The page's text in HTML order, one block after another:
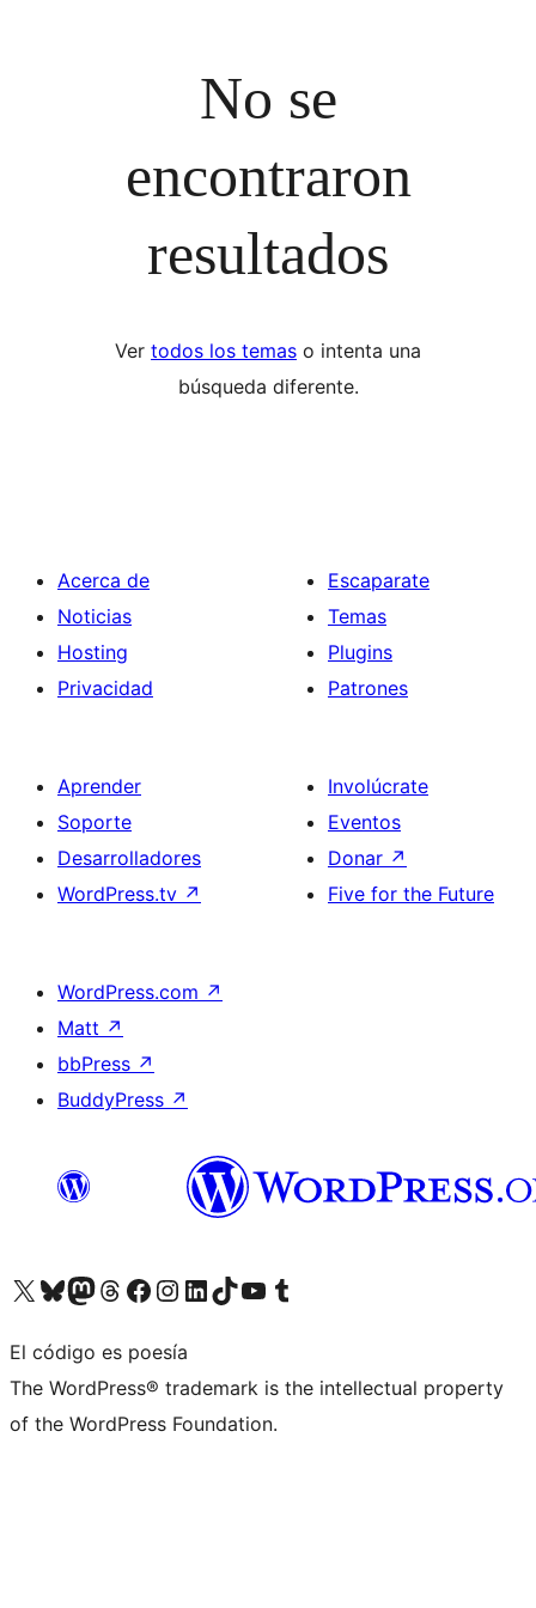
No se
encontraron
resultados
Ver todos los temas o intenta una
búsqueda diferente.
Acerca de
Noticias
Hosting
Privacidad
Escaparate
Temas
Plugins
Patrones
Aprender
Soporte
Desarrolladores
WordPress.tv ↗
Involúcrate
Eventos
Donar ↗
Five for the Future
WordPress.com ↗
Matt ↗
bbPress ↗
BuddyPress ↗
Visita nuestra cuenta de X (anteriormente Twitter)
Visita nuestra cuenta de Bluesky
Visita nuestra cuenta de Mastodon
Visita nuestra cuenta de Threads
Visita nuestra página de Facebook
Visita nuestra cuenta de Instagram
Visita nuestra cuenta de LinkedIn
Visita nuestra cuenta de TikTok
Visita nuestro canal de YouTube
Visita nuestra cuenta de Tumblr
El código es poesía
The WordPress® trademark is the intellectual property
of the WordPress Foundation.